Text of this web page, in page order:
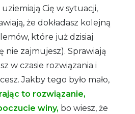
Cię w sytuacji,
że dokładasz kolejną
które już dzisiaj
nie zajmujesz). Sprawiają
w czasie rozwiązania i
Jakby tego było mało,
to rozwiązanie,
winy, bo wiesz, że